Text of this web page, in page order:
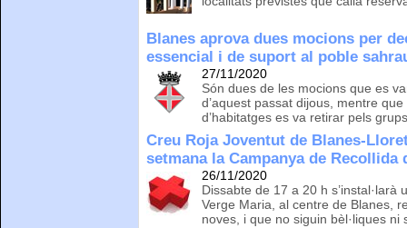
Blanes aprova dues mocions per
essencial i de suport al poble
27/11/2020
Són dues de les mocions que es
d’aquest passat dijous, mentre
d’habitatges es va retirar pels
Creu Roja Joventut de Blanes-
setmana la Campanya de Recollida
26/11/2020
Dissabte de 17 a 20 h
Verge Maria, al centre de Blanes,
noves, i que no siguin bèl·liques ni